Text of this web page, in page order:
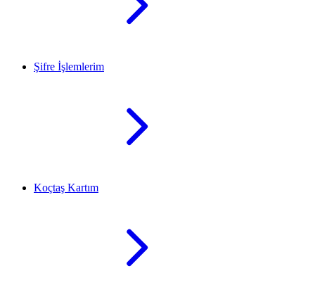
Şifre İşlemlerim
Koçtaş Kartım